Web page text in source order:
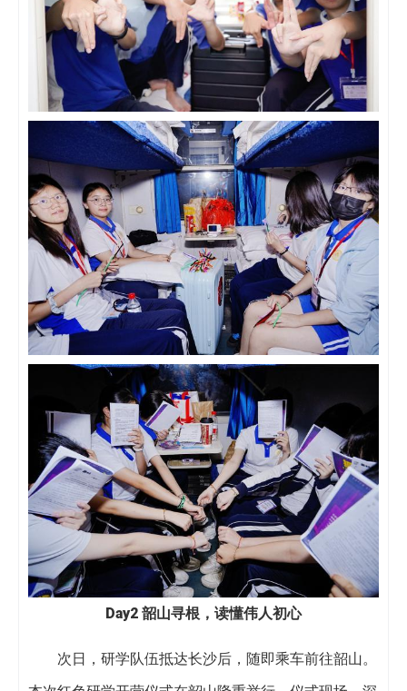
Day2 韶山寻根，读懂伟人初心
次日，研学队伍抵达长沙后，随即乘车前往韶山。